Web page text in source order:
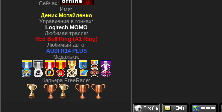
Сейчас:
Имя:
Денис Мотайленко
Управление в гонках:
Logitech MOMO
Любимая трасса:
Red Bull Ring (A1 Ring)
Любимый авто:
AUDI R14 PLUS
Медальки:
Карьера FreeRace: